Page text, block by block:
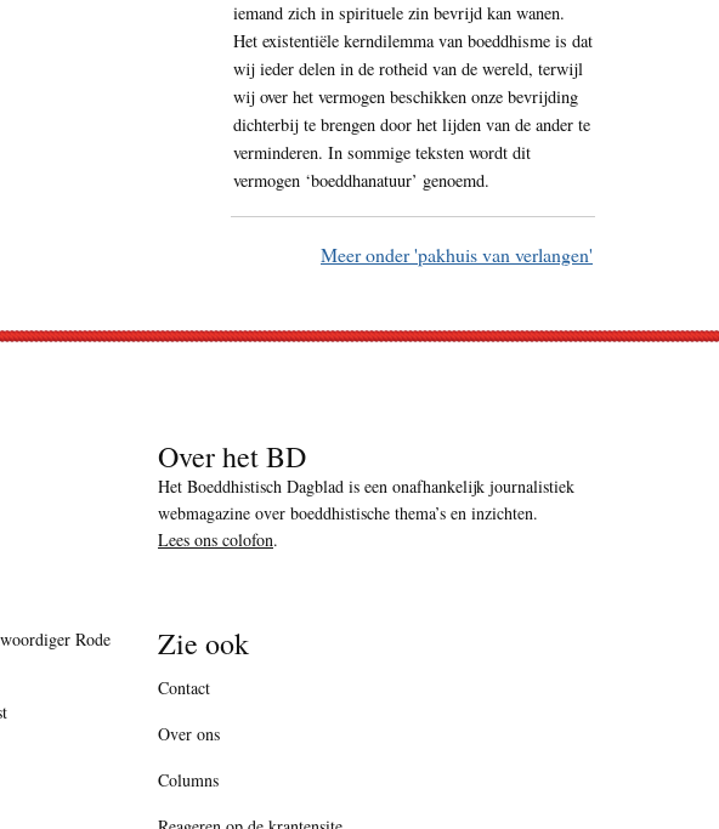
iemand zich in spirituele zin bevrijd kan wanen.
Het existentiële kerndilemma van boeddhisme is dat
wij ieder delen in de rotheid van de wereld, terwijl
wij over het vermogen beschikken onze bevrijding
dichterbij te brengen door het lijden van de ander te
verminderen. In sommige teksten wordt dit
vermogen ‘boeddhanatuur’ genoemd.
Meer onder 'pakhuis van verlangen'
Rode
Over het BD
Het Boeddhistisch Dagblad is een onafhankelijk journalistiek
webmagazine over boeddhistische thema’s en inzichten.
Lees ons colofon.
Zie ook
Contact
Over ons
Columns